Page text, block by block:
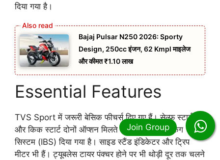
दिया गया है।
Bajaj Pulsar N250 2026: Sporty
Design, 250cc इंजन, 62 Kmpl माइलेज
और कीमत ₹1.10 लाख
Essential Features
TVS Sport में जरूरी बेसिक फीचर्स दिए गए हैं। सेल्फ स्टार्ट
और किक स्टार्ट दोनों ऑप्शन मिलते हैं। इंटीग्रेटेड ब्रेकिंग
सिस्टम (IBS) दिया गया है। साइड स्टैंड इंडिकेटर और ट्रिप
मीटर भी हैं। ट्यूबलेस टायर पंक्चर होने पर भी थोड़ी दूर तक चलने